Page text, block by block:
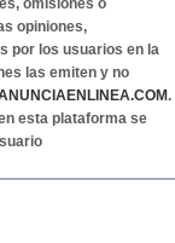
opiniones,
por los usuarios en la
las emiten y no
.
esta plataforma se